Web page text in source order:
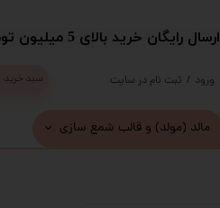
سبد خرید ورود / ثبت نام در سایت
حساب کاربری من
مالد (مولد) و قالب شمع سازی
​ارسال رایگان خرید بالای 5 میلیون تومان با پست